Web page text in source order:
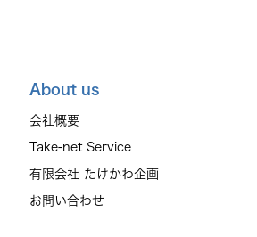
About us
会社概要
Take-net Service
有限会社 たけかわ企画
お問い合わせ